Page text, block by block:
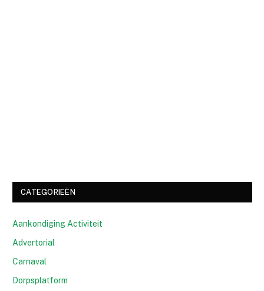
CATEGORIEËN
Aankondiging Activiteit
Advertorial
Carnaval
Dorpsplatform